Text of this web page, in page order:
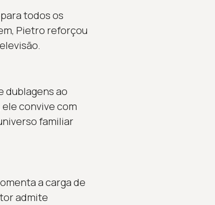
todos os
Pietro reforçou
dublagens ao
convive com
familiar
a carga de
admite